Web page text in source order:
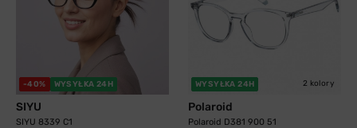
-40% WYSYŁKA 24H
SIYU
SIYU 8339 C1
WYSYŁKA 24H 2 kolory
Polaroid
Polaroid D381 900 51